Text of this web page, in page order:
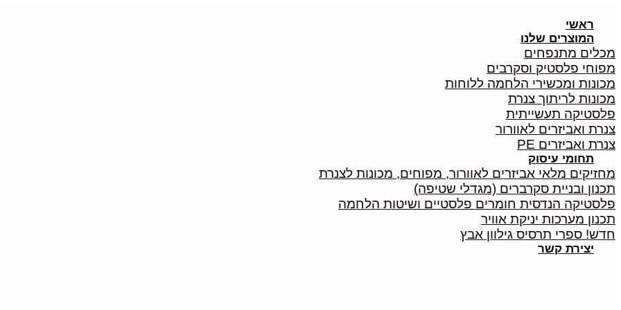
content
ראשי
המוצרים שלנו
מכלים מתנפחים
מפוחי פלסטיק וסקרבים
מכונות ומכשירי הלחמה ללוחות
מכונות לריתוך צנרת
פלסטיקה תעשייתית
צנרת ואביזרים לאוורור
צנרת ואביזרים PE
תחומי עיסוק
מחזיקים מלאי אביזרים לאוורור, מפוחים, מכונות לצנרת
תכנון ובניית סקרברים (מגדלי שטיפה)
פלסטיקה הנדסית חומרים פלסטיים ושיטות הלחמה
תכנון מערכות יניקת אוויר
חדש! ספרי תרסיס גילוון אבץ
יצירת קשר